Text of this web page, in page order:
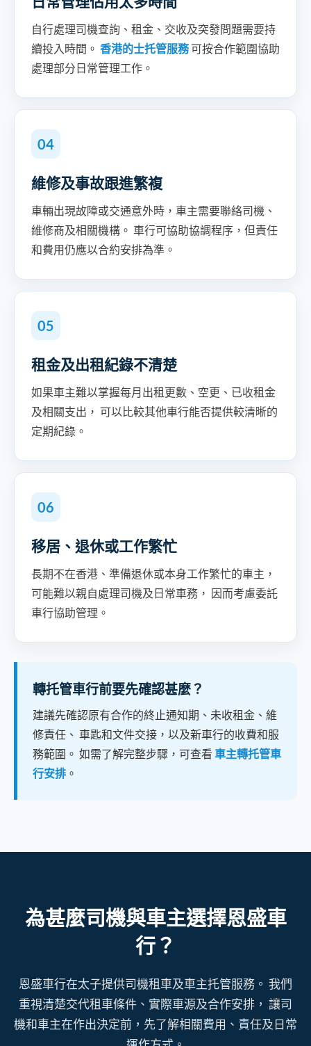
自行處理司機查詢、租金、交收及突發問題需要持
續投入時間。 香港的士托管服務可按合作範圍協助
處理部分日常管理工作。
04
維修及事故跟進繁複
車輛出現故障或交通意外時，車主需要聯絡司機、
維修商及相關機構。 車行可協助協調程序，但責任
和費用仍應以合約安排為準。
05
租金及出租紀錄不清楚
如果車主難以掌握每月出租更數、空更、已收租金
及相關支出， 可以比較其他車行能否提供較清晰的
定期紀錄。
06
移居、退休或工作繁忙
長期不在香港、準備退休或本身工作繁忙的車主，
可能難以親自處理司機及日常車務， 因而考慮委託
車行協助管理。
轉托管車行前要先確認甚麼？
建議先確認原有合作的終止通知期、未收租金、維
修責任、 車匙和文件交接，以及新車行的收費和服
務範圍。 如需了解完整步驟，可查看 車主轉托管車
行安排 。
為甚麼司機與車主選擇恩盛車
行？
恩盛車行在太子提供司機租車及車主托管服務。 我們
重視清楚交代租車條件、實際車源及合作安排， 讓司
機和車主在作出決定前，先了解相關費用、責任及日常